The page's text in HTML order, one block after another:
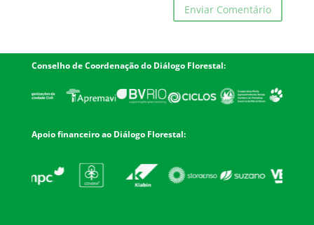
Conselho de Coordenação do Diálogo Florestal:
Apoio financeiro ao Diálogo Florestal: